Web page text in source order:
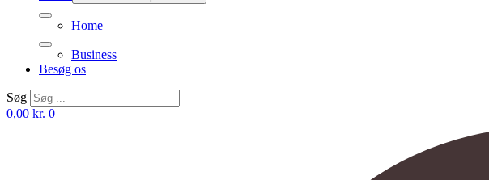
Home
Business
Besøg os
Søg
0,00 kr. 0